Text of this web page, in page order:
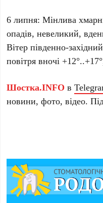
6 липня: Мінлива
опадів, невеликий,
Вітер південно-
повітря вночі
Шостка.INFO в
новини, фото, відео.